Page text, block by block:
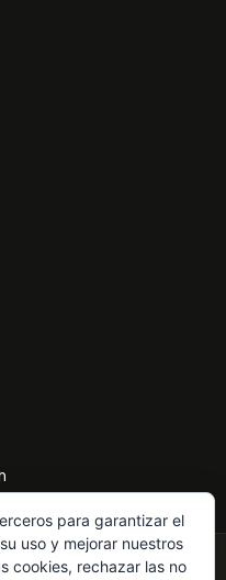
los derechos reservados.
para garantizar el
uso y mejorar nuestros
cookies, rechazar las no